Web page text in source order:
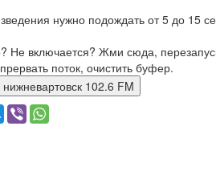
нужно подождать от 5 до 15
Не включается? Жми сюда,
поток, очистить буфер.
фм нижневартовск 102.6 FM